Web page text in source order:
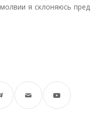
я склоняюсь пред